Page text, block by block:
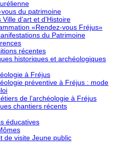
du patrimoine
Ville d’art et d’Histoire
«Rendez-vous Fréjus»
du Patrimoine
récentes
historiques et archéologiques
à Fréjus
préventive à Fréjus : mode
de l’archéologie à Fréjus
chantiers récents
éducatives
de visite Jeune public